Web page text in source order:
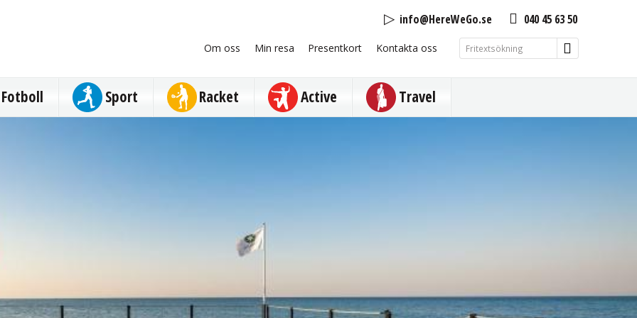
040 45 63 50
info@HereWeGo.se
Om oss Min resa Presentkort Kontakta oss
Fotboll Sport Racket Active Travel